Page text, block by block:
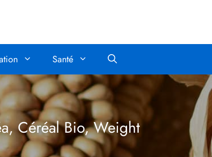
Santé
Céréal Bio, Weight